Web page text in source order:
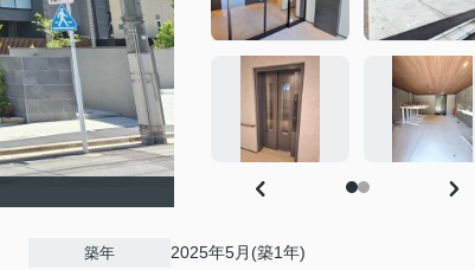
築年 2025年5月(築1年)